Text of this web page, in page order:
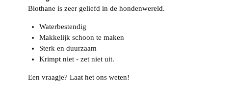
Biothane is zeer geliefd in de hondenwereld.
Waterbestendig
Makkelijk schoon te maken
Sterk en duurzaam
Krimpt niet - zet niet uit.
Een vraagje? Laat het ons weten!